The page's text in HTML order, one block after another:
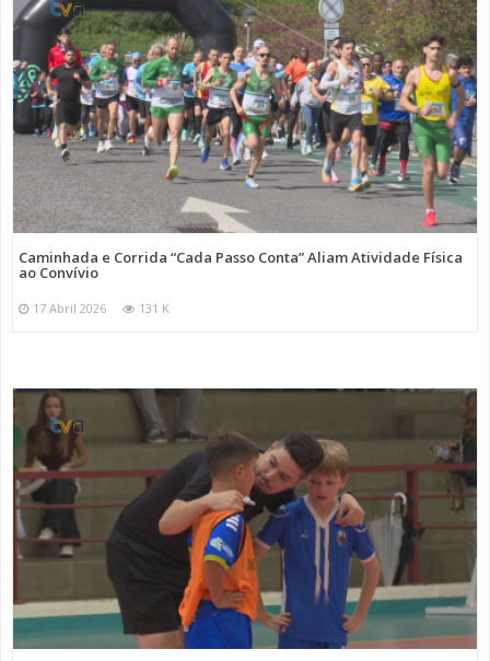
Caminhada e Corrida “Cada Passo Conta” Aliam Atividade Física
ao Convívio
17 Abril 2026 131 K